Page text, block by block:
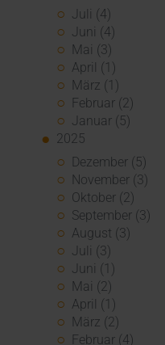
Juli (4)
Juni (4)
Mai (3)
April (1)
März (1)
Februar (2)
Januar (5)
2025
Dezember (5)
November (3)
Oktober (2)
September (3)
August (3)
Juli (3)
Juni (1)
Mai (2)
April (1)
März (2)
Februar (4)